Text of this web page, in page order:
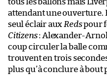
attendant une ouverture.
seul éclair aux Redspour
Citizens: Alexander-
coup circuler la balle
trouvent en trois
plus qu’à conclure à